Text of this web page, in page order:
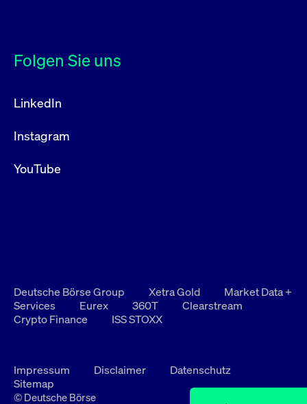
Folgen Sie uns
LinkedIn
Instagram
YouTube
Deutsche Börse Group Xetra Gold
Market Data +
Services
Eurex 360T
Clearstream
Crypto Finance
ISS STOXX
Impressum Disclaimer
Datenschutz
Sitemap
© Deutsche Börse